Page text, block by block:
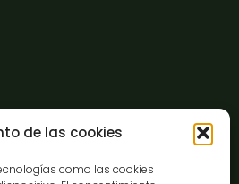
de las cookies
como las cookies